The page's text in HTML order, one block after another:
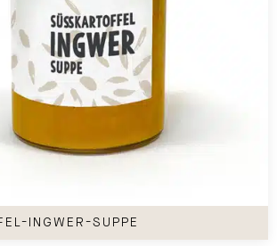
Suppe
INGWER-SUPPE